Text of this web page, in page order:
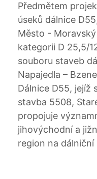
Předmětem
úseků dálnice
Město -
kategorii D 25,5/
souboru staveb
Napajedla –
Dálnice D55, jejíž
stavba 5508,
propojuje
jihovýchodní a
region na dálniční